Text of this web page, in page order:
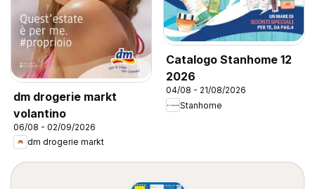
dm drogerie markt
volantino
06/08 - 02/09/2026
dm drogerie markt
Catalogo Stanhome 12
2026
04/08 - 21/08/2026
Stanhome